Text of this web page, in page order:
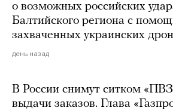
о возможных российских
Балтийского региона с
захваченных украинских
день назад
В России снимут ситком
выдачи заказов. Глава